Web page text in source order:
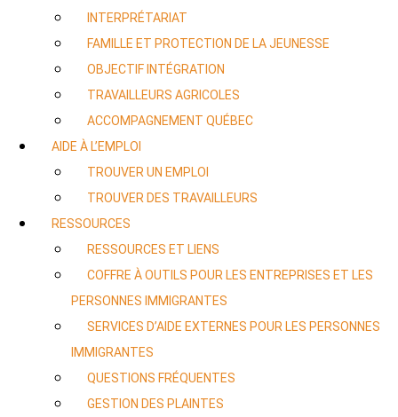
INTERPRÉTARIAT
FAMILLE ET PROTECTION DE LA JEUNESSE
OBJECTIF INTÉGRATION
TRAVAILLEURS AGRICOLES
ACCOMPAGNEMENT QUÉBEC
AIDE À L’EMPLOI
TROUVER UN EMPLOI
TROUVER DES TRAVAILLEURS
RESSOURCES
RESSOURCES ET LIENS
COFFRE À OUTILS POUR LES ENTREPRISES ET LES
PERSONNES IMMIGRANTES
SERVICES D’AIDE EXTERNES POUR LES PERSONNES
IMMIGRANTES
QUESTIONS FRÉQUENTES
GESTION DES PLAINTES